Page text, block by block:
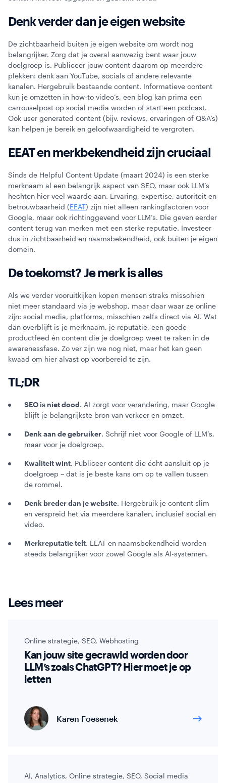
Denk verder dan je eigen website
De zichtbaarheid buiten je eigen website om wordt nog
belangrijker. Zorg dat je overal aanwezig bent waar jouw
doelgroep is. Publiceer jouw content daarom op meerdere
plekken: denk aan YouTube, socials of andere relevante
kanalen. Hergebruik bestaande content. Informatieve content
kun je omzetten in how-to video’s, een blog kan prima een
carrouselpost op social media worden of start een podcast.
Ook user generated content (bijv. reviews, ervaringen of Q&A’s)
kan helpen je bereik en geloofwaardigheid te vergroten.
EEAT en merkbekendheid zijn cruciaal
Sinds de Helpful Content Update (maart 2024) is een sterke
merknaam al een belangrijk aspect van SEO, maar ook LLM’s
hechten hier veel waarde aan. Ervaring, expertise, autoriteit en
betrouwbaarheid (EEAT) zijn niet alleen rankingfactoren voor
Google, maar ook richtinggevend voor LLM’s. Die geven eerder
content terug van merken met een sterke reputatie. Investeer
dus in zichtbaarheid en naamsbekendheid, ook buiten je eigen
domein.
De toekomst? Je merk is alles
Als we verder vooruitkijken kopen mensen straks misschien
niet meer standaard via je webshop, maar daar waar ze online
zijn: social media, platforms, misschien zelfs direct via AI. Wat
dan overblijft is je merknaam, je reputatie, een goede
productfeed én content die je doelgroep weet te raken in de
awarenessfase. Zo ver zijn we nog niet, maar het kan geen
kwaad om hier alvast op voorbereid te zijn.
TL;DR
SEO is niet dood. AI zorgt voor verandering, maar Google
blijft je belangrijkste bron van verkeer en omzet.
Denk aan de gebruiker. Schrijf niet voor Google of LLM’s,
maar voor je doelgroep.
Kwaliteit wint. Publiceer content die écht aansluit op je
doelgroep – dat is je beste kans om op te vallen tussen
de rommel.
Denk breder dan je website. Hergebruik je content slim
en verspreid het via meerdere kanalen, inclusief social en
video.
Merkreputatie telt. EEAT en naamsbekendheid worden
steeds belangrijker voor zowel Google als AI-systemen.
Lees meer
Online strategie, SEO, Webhosting
Kan jouw site gecrawld worden door
LLM’s zoals ChatGPT? Hier moet je op
letten
Karen Foesenek
AI, Analytics, Online strategie, SEO, Social media